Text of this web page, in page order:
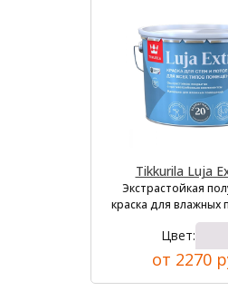
Tikkurila Luja
Экстрастойкая
краска для
Цвет:
от 2270